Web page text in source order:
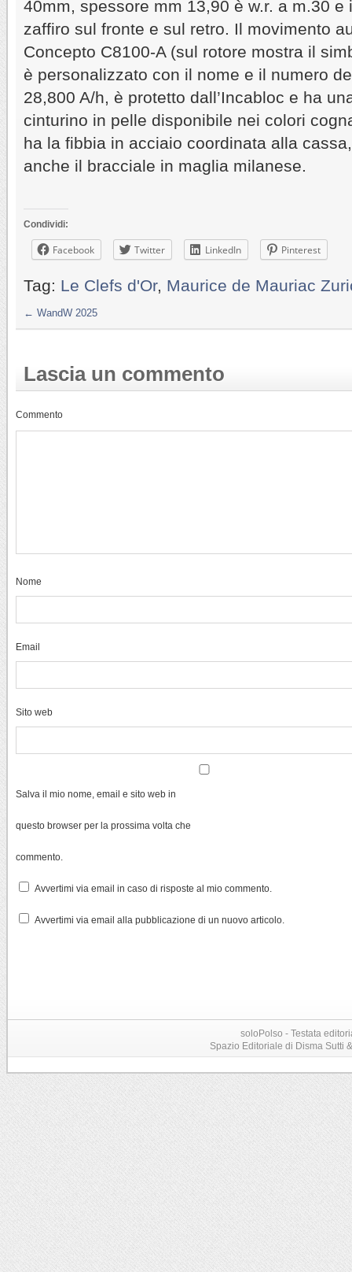
40mm, spessore mm 13,90 è w.r. a m.30 e
zaffiro sul fronte e sul retro. Il movimento
Concepto C8100-A (sul rotore mostra il
è personalizzato con il nome e il numero
28,800 A/h, è protetto dall’Incabloc e ha
cinturino in pelle disponibile nei colori
ha la fibbia in acciaio coordinata alla
anche il bracciale in maglia milanese.
Condividi:
Facebook Twitter LinkedIn Pinterest
Tag: Le Clefs d'Or, Maurice de Mauriac
← WandW 2025
Lascia un commento
Commento
Nome
Email
Sito web
Salva il mio nome, email e sito web in
questo browser per la prossima volta che
commento.
Avvertimi via email in caso di risposte al mio commento.
Avvertimi via email alla pubblicazione di un nuovo articolo.
soloPolso - Testata
Spazio Editoriale di Disma Sutti